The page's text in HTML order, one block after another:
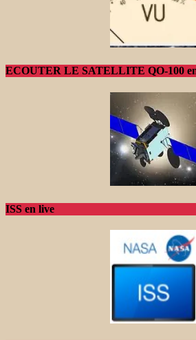
ECOUTER LE SATELLITE QO-100
ISS en live